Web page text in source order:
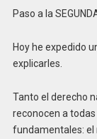
Paso a la
Hoy he expedido
explicarles.
Tanto el derecho
reconocen a
fundamentales: el